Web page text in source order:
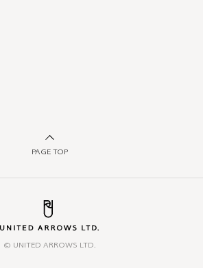
PAGE TOP
© UNITED ARROWS LTD.